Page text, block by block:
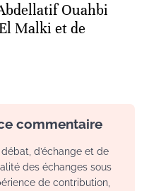
Ouahbi
Malki et de
commentaire
d’échange et de
des échanges sous
de contribution,